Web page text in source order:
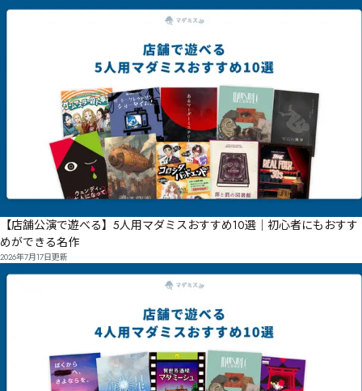
【店舗公演で遊べる】5人用マダミスおすすめ10選｜初心者にもおすす
めができる名作
2026年7月17日更新